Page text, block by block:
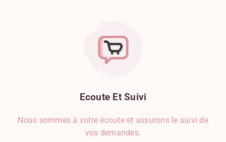
Ecoute Et Suivi
Nous sommes à votre écoute et assurons le suivi de
vos demandes.